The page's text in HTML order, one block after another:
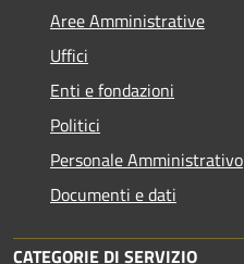
Aree Amministrative
Uffici
Enti e fondazioni
Politici
Personale Amministrativo
Documenti e dati
CATEGORIE DI SERVIZIO